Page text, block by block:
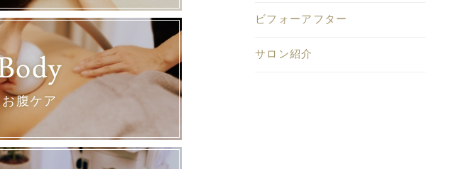
お腹ケア
ビフォーアフター
サロン紹介